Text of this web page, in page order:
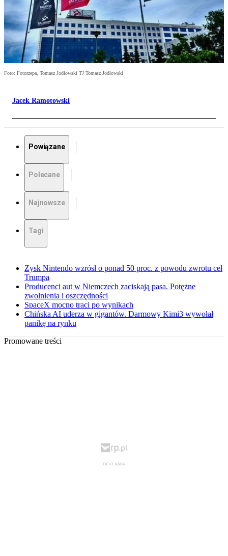
Foto: Fotorzepa, Tomasz Jodłowski TJ Tomasz Jodłowski
Jacek Ramotowski
Powiązane
Polecane
Najnowsze
Tagi
Zysk Nintendo wzrósł o ponad 50 proc. z powodu zwrotu ceł
Trumpa
Producenci aut w Niemczech zaciskają pasa. Potężne
zwolnienia i oszczędności
SpaceX mocno traci po wynikach
Chińska AI uderza w gigantów. Darmowy Kimi3 wywołał
panikę na rynku
Promowane treści